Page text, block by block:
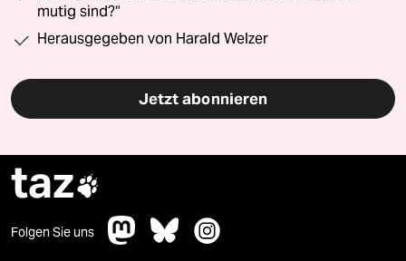
mutig sind?“
Herausgegeben von Harald Welzer
Jetzt abonnieren
taz
Folgen Sie uns